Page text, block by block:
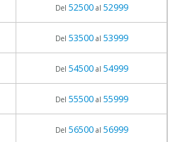
Del 52500al 52999
Del 53500al 53999
Del 54500al 54999
Del 55500al 55999
Del 56500al 56999